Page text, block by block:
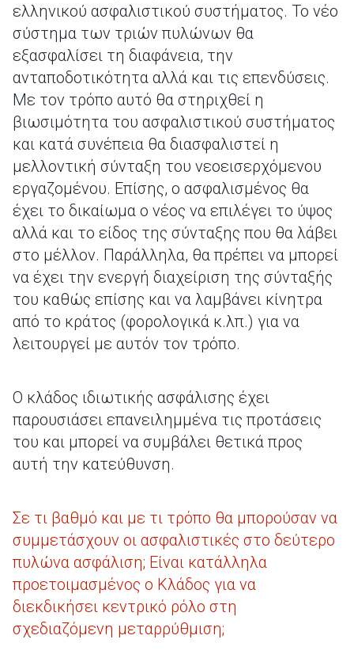
ελληνικού ασφαλιστικού συστήματος. Το νέο
σύστημα των τριών πυλώνων θα
εξασφαλίσει τη διαφάνεια, την
ανταποδοτικότητα αλλά και τις επενδύσεις.
Με τον τρόπο αυτό θα στηριχθεί η
βιωσιμότητα του ασφαλιστικού συστήματος
και κατά συνέπεια θα διασφαλιστεί η
μελλοντική σύνταξη του νεοεισερχόμενου
εργαζομένου. Επίσης, ο ασφαλισμένος θα
έχει το δικαίωμα ο νέος να επιλέγει το ύψος
αλλά και το είδος της σύνταξης που θα λάβει
στο μέλλον. Παράλληλα, θα πρέπει να μπορεί
να έχει την ενεργή διαχείριση της σύνταξής
του καθώς επίσης και να λαμβάνει κίνητρα
από το κράτος (φορολογικά κ.λπ.) για να
λειτουργεί με αυτόν τον τρόπο.
Ο κλάδος ιδιωτικής ασφάλισης έχει
παρουσιάσει επανειλημμένα τις προτάσεις
του και μπορεί να συμβάλει θετικά προς
αυτή την κατεύθυνση.
Σε τι βαθμό και με τι τρόπο θα μπορούσαν να
συμμετάσχουν οι ασφαλιστικές στο δεύτερο
πυλώνα ασφάλιση; Είναι κατάλληλα
προετοιμασμένος ο Κλάδος για να
διεκδικήσει κεντρικό ρόλο στη
σχεδιαζόμενη μεταρρύθμιση;